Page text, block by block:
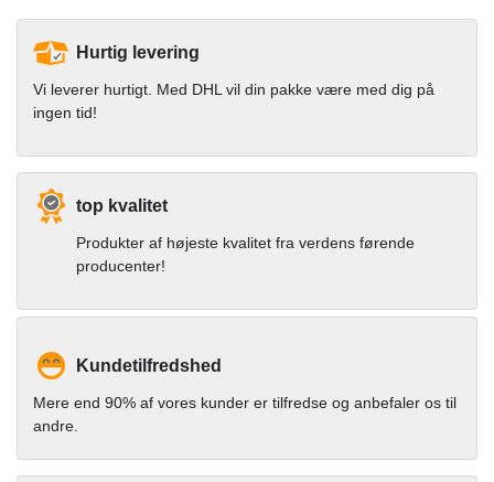
Hurtig levering
Vi leverer hurtigt. Med DHL vil din pakke være med dig på
ingen tid!
top kvalitet
Produkter af højeste kvalitet fra verdens førende
producenter!
Kundetilfredshed
Mere end 90% af vores kunder er tilfredse og anbefaler os til
andre.